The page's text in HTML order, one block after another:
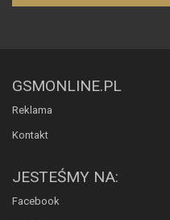
GSMONLINE.PL
Reklama
Kontakt
JESTEŚMY NA:
Facebook